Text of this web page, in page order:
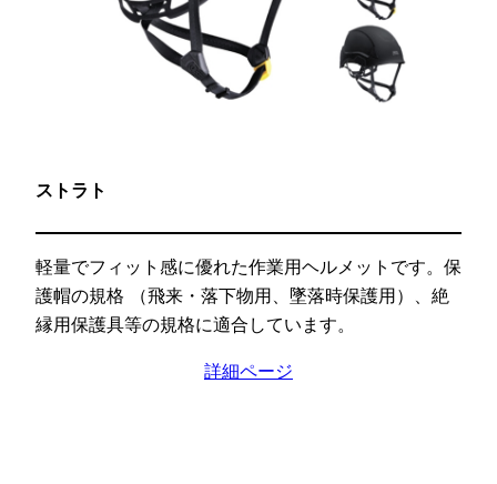
ストラト
軽量でフィット感に優れた作業用ヘルメットです。保
護帽の規格 （飛来・落下物用、墜落時保護用）、絶
縁用保護具等の規格に適合しています。
詳細ページ